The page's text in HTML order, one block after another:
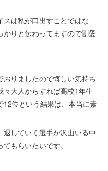
は私が口出すことではな
かりと伝わってますので割愛
りましたので悔しい気持ち
大人からすれば高校1年生
12位という結果は、本当に素
していく選手が沢山いる中
もらいたいです。